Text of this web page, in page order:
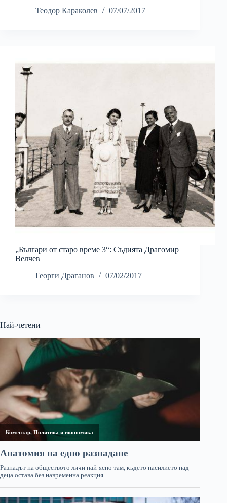
Теодор Караколев 07/07/2017
„Българи от старо време 3“: Съдията Драгомир
Велчев
Георги Драганов
07/02/2017
Най-четени